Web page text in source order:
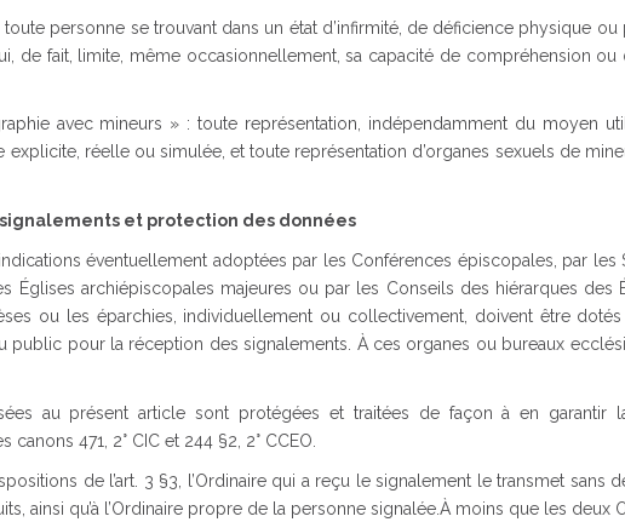
personne se trouvant dans un état d’infirmité, de déficience physique
de fait, limite, même occasionnellement, sa capacité de compréhension
avec mineurs » : toute représentation, indépendamment du moyen
explicite, réelle ou simulée, et toute représentation d’organes sexuels de
et protection des données
éventuellement adoptées par les Conférences épiscopales, par les
Églises archiépiscopales majeures ou par les Conseils des hiérarques des
ou les éparchies, individuellement ou collectivement, doivent être
public pour la réception des signalements. À ces organes ou bureaux
au présent article sont protégées et traitées de façon à en garantir
471, 2° CIC et 244 §2, 2° CCEO.
de l’art. 3 §3, l’Ordinaire qui a reçu le signalement le transmet sans
ainsi qu’à l’Ordinaire propre de la personne signalée.À moins que les deux